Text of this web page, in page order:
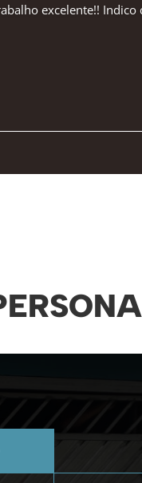
excelente!! Indico